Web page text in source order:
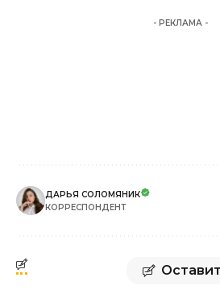
- РЕКЛАМА -
ДАРЬЯ СОЛОМЯНИК
КОРРЕСПОНДЕНТ